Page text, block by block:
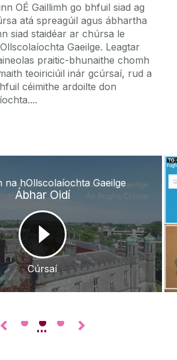
OÉ Gaillimh go bhfuil siad ag
atá spreagúil agus ábhartha
siad staidéar ar chúrsa le
Gaeilge. Leagtar
praitic-bhunaithe chomh
teoiriciúil inár gcúrsaí, rud a
céimithe ardoilte don
na hOllscolaíochta Gaeilge
Ábhar Oidí
Cúrsaí
◅ • • • ▻